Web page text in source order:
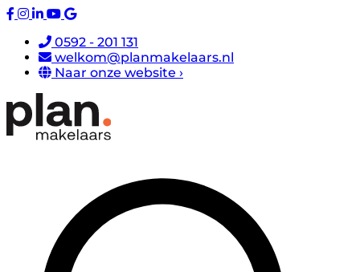
0592 - 201 131
welkom@planmakelaars.nl
Naar onze website ›